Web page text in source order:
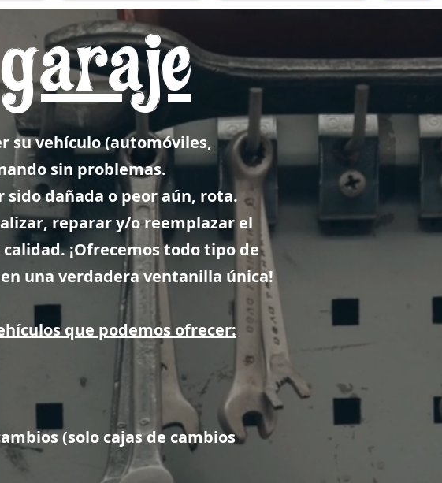
su vehículo (automóviles,
sin problemas.
sido dañada o peor aún, rota.
reparar y/o reemplazar el
¡Ofrecemos todo tipo de
una verdadera ventanilla única!
que podemos ofrecer:
(solo cajas de cambios